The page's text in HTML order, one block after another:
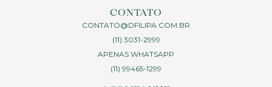
CONTATO
CONTATO@DFILIPA.COM.BR
(11) 3031-2999
APENAS WHATSAPP
(11) 99465-1299